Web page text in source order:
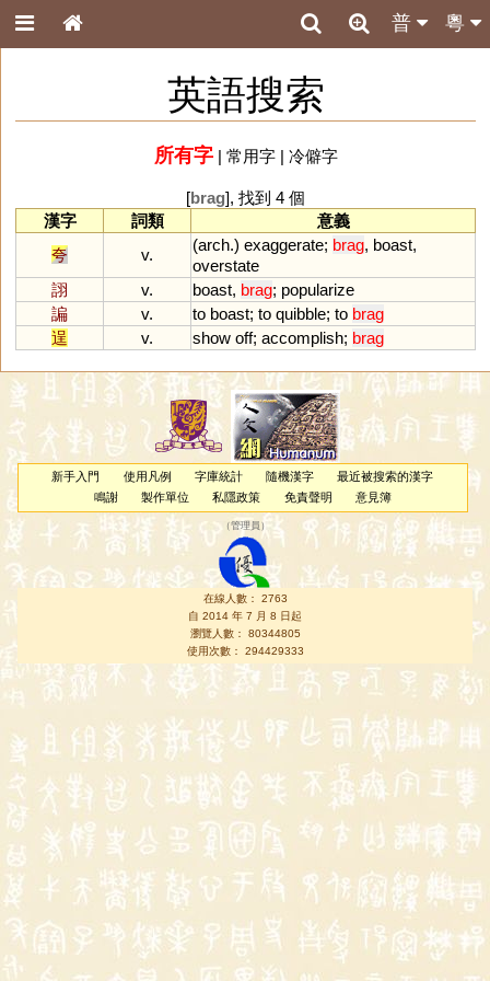
粵
普
英語搜索
所有字| 常用字| 冷僻字
[brag], 找到 4 個
漢字
詞類
意義
夸
v.
(arch.) exaggerate; brag, boast,
overstate
詡
v. boast, brag; popularize
諞
v. to boast; to quibble; to brag
逞
v. show off; accomplish; brag
新手入門 使用凡例 字庫統計 隨機漢字
最近被搜索的漢字
鳴謝
製作單位 私隱政策 免責聲明 意見簿
（管理員 ）
在線人數： 2763
自 2014 年 7 月 8 日起
瀏覽人數： 80344805
使用次數： 294429333